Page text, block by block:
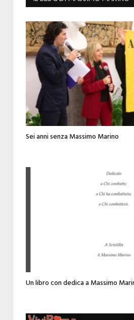
Sei anni senza Massimo Marino
Un libro con dedica a Massimo